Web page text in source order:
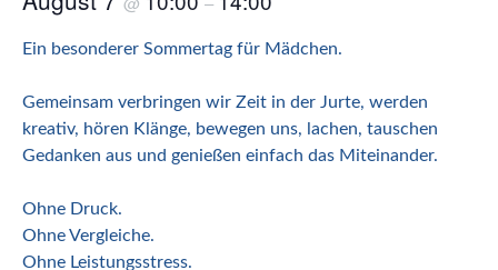
Ein besonderer Sommertag für Mädchen.
Gemeinsam verbringen wir Zeit in der Jurte, werden
kreativ, hören Klänge, bewegen uns, lachen, tauschen
Gedanken aus und genießen einfach das Miteinander.
Ohne Druck.
Ohne Vergleiche.
Ohne Leistungsstress.